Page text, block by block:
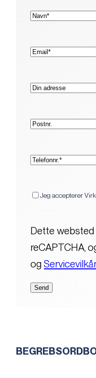
Navn*
E-
mail*
Adresse
Postnr.
Telefon*
Jeg accepterer
Dette
reCAPTCHA,
og